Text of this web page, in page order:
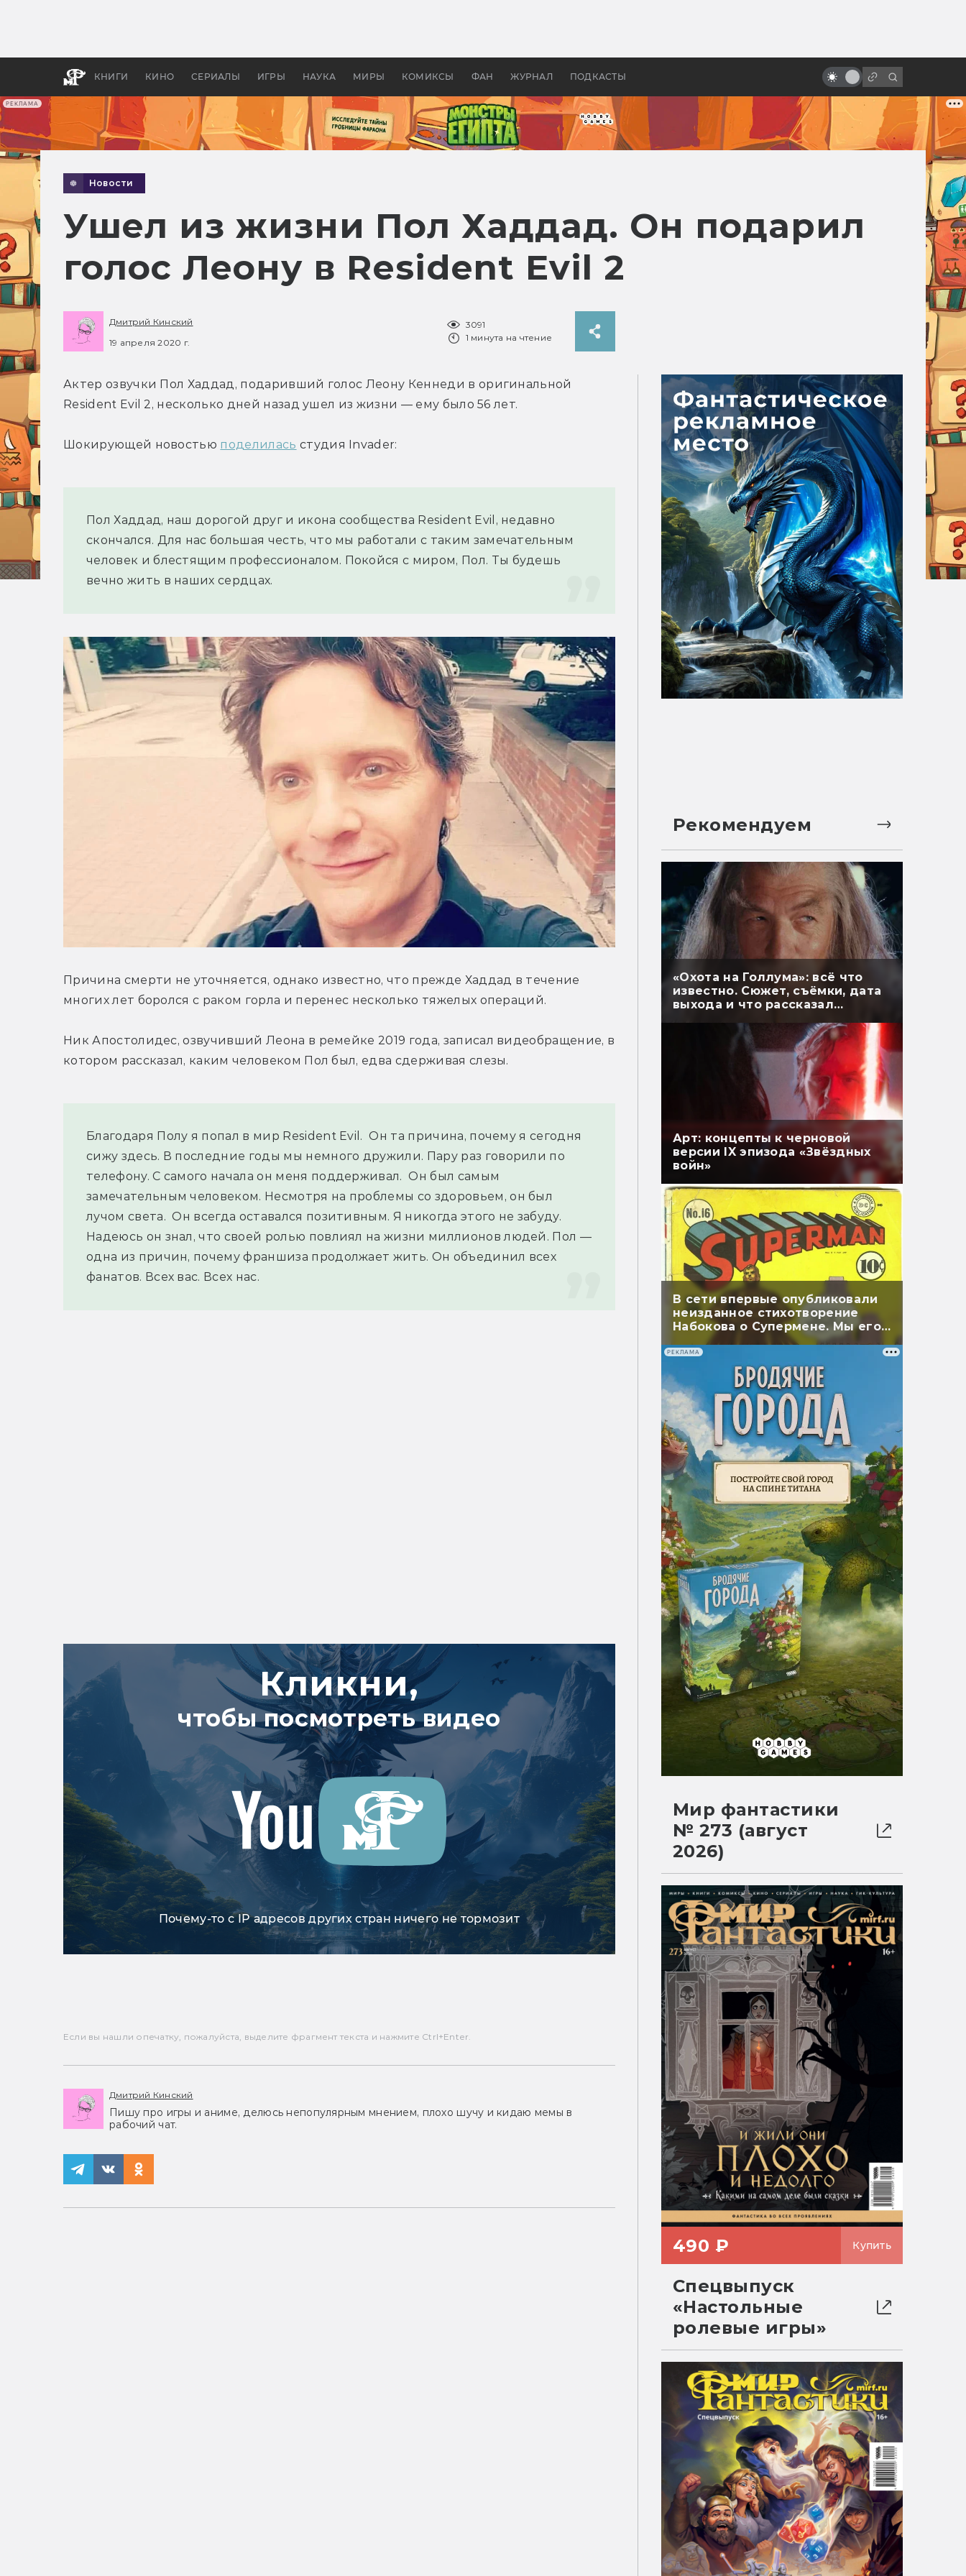
РЕКЛАМА
КНИГИ КИНО СЕРИАЛЫ ИГРЫ НАУКА МИРЫ КОМИКСЫ ФАН ЖУРНАЛ ПОДКАСТЫ
апокалипсис, в России —
бы «Властелина колец»
Сатана и Эминем
Новости
Ушел из жизни Пол Хаддад. Он подарил
голос Леону в Resident Evil 2
Дмитрий Кинский
19 апреля 2020 г.
3091
1 минута на чтение
Актер озвучки Пол Хаддад, подаривший голос Леону Кеннеди в оригинальной
Resident Evil 2, несколько дней назад ушел из жизни — ему было 56 лет.
Шокирующей новостью поделилась студия Invader:
Пол Хаддад, наш дорогой друг и икона сообщества Resident Evil, недавно
скончался. Для нас большая честь, что мы работали с таким замечательным
человек и блестящим профессионалом. Покойся с миром, Пол. Ты будешь
вечно жить в наших сердцах.
Причина смерти не уточняется, однако известно, что прежде Хаддад в течение
многих лет боролся с раком горла и перенес несколько тяжелых операций.
Ник Апостолидес, озвучивший Леона в ремейке 2019 года, записал видеобращение, в
котором рассказал, каким человеком Пол был, едва сдерживая слезы.
Благодаря Полу я попал в мир Resident Evil.  Он та причина, почему я сегодня
сижу здесь. В последние годы мы немного дружили. Пару раз говорили по
телефону. С самого начала он меня поддерживал.  Он был самым
замечательным человеком. Несмотря на проблемы со здоровьем, он был
лучом света.  Он всегда оставался позитивным. Я никогда этого не забуду.
Надеюсь он знал, что своей ролью повлиял на жизни миллионов людей. Пол —
одна из причин, почему франшиза продолжает жить. Он объединил всех
фанатов. Всех вас. Всех нас.
Кликни,
чтобы посмотреть видео
Почему-то с IP адресов других стран ничего не тормозит
Если вы нашли опечатку, пожалуйста, выделите фрагмент текста и нажмите Ctrl+Enter.
Дмитрий Кинский
Пишу про игры и аниме, делюсь непопулярным мнением, плохо шучу и кидаю мемы в
рабочий чат.
Рекомендуем
«Охота на Голлума»: всё что
известно. Сюжет, съёмки, дата
выхода и что рассказал
Арт: концепты к черновой
версии IX эпизода «Звёздных
войн»
В сети впервые опубликовали
неизданное стихотворение
Набокова о Супермене. Мы его
перевели
РЕКЛАМА
Мир фантастики
№ 273 (август
2026)
490 ₽ Купить
Спецвыпуск
«Настольные
ролевые игры»